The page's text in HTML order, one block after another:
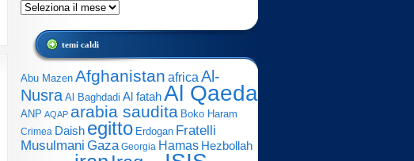
Archivi
temi caldi
Abu Mazen Afghanistan africa Al-
Nusra Al Baghdadi Al fatahAl Qaeda
ANP AQAP arabia saudita Boko Haram
Crimea Daish egitto Erdogan Fratelli
Musulmani Gaza Georgia Hamas Hezbollah